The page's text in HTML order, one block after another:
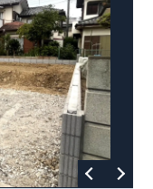
ス料０円。 ※サー
に帰属しますが、契
ます。
た洗面スペース（オ
定資産税の減額期間
す。
倍の耐震性。
地震保